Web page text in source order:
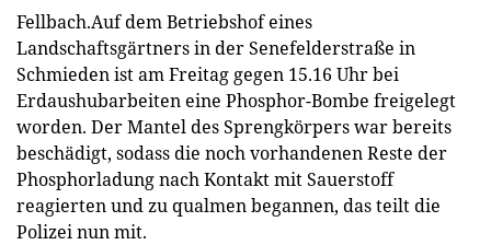
Fellbach.Auf dem Betriebshof eines
Landschaftsgärtners in der Senefelderstraße in
Schmieden ist am Freitag gegen 15.16 Uhr bei
Erdaushubarbeiten eine Phosphor-Bombe freigelegt
worden. Der Mantel des Sprengkörpers war bereits
beschädigt, sodass die noch vorhandenen Reste der
Phosphorladung nach Kontakt mit Sauerstoff
reagierten und zu qualmen begannen, das teilt die
Polizei nun mit.